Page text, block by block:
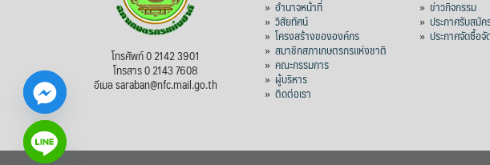
โทรศัพท์ 0 2142 3901
โทรสาร 0 2143 7608
อีเมล saraban@nfc.mail.go.th
»อำนาจหน้าที่
»วิสัยทัศน์
»โครงสร้างขององค์กร
»สมาชิกสภาเกษตรกรแห่งชาติ
»คณะกรรมการ
» ผู้บริหาร
»ติดต่อเรา
»ข่าวกิจกรรม
»ประกาศรับสมั
»ประกาศจัดซื้อจั